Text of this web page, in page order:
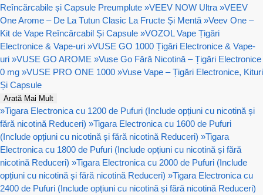
Reîncărcabile și Capsule Preumplute »VEEV NOW Ultra »VEEV
One Arome – De La Tutun Clasic La Fructe Și Mentă »Veev One –
Kit de Vape Reîncărcabil Și Capsule »VOZOL Vape Țigări
Electronice & Vape-uri »VUSE GO 1000 Țigări Electronice & Vape-
uri »VUSE GO AROME »Vuse Go Fără Nicotină – Țigări Electronice
0 mg »VUSE PRO ONE 1000 »Vuse Vape – Țigări Electronice, Kituri
Și Capsule
Arată Mai Mult
»Tigara Electronica cu 1200 de Pufuri (Include opțiuni cu nicotină și
fără nicotină Reduceri) »Tigara Electronica cu 1600 de Pufuri
(Include opțiuni cu nicotină și fără nicotină Reduceri) »Tigara
Electronica cu 1800 de Pufuri (Include opțiuni cu nicotină și fără
nicotină Reduceri) »Tigara Electronica cu 2000 de Pufuri (Include
opțiuni cu nicotină și fără nicotină Reduceri) »Tigara Electronica cu
2400 de Pufuri (Include opțiuni cu nicotină și fără nicotină Reduceri)